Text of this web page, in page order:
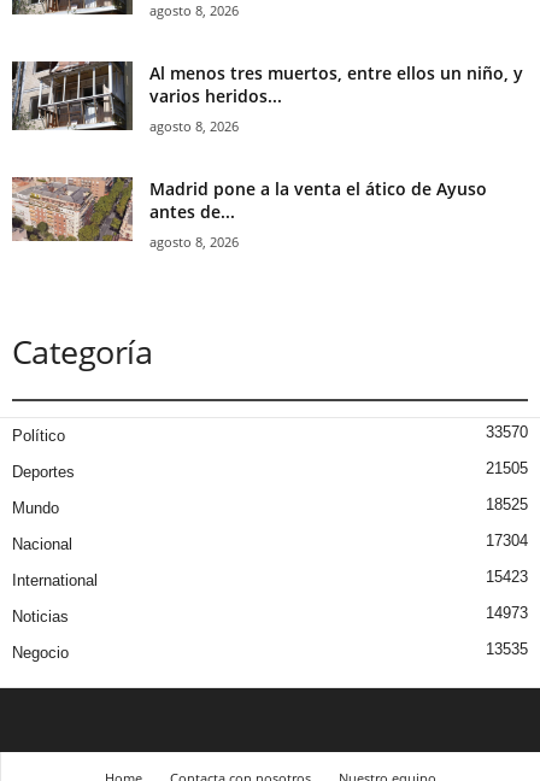
agosto 8, 2026
Al menos tres muertos, entre ellos un niño, y
varios heridos...
agosto 8, 2026
Madrid pone a la venta el ático de Ayuso
antes de...
agosto 8, 2026
Categoría
Político 33570
Deportes 21505
Mundo 18525
Nacional 17304
International 15423
Noticias 14973
Negocio 13535